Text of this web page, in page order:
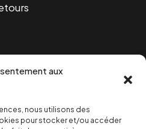
aux
nous utilisons des
pour stocker et/ou accéder
SOUTENIR